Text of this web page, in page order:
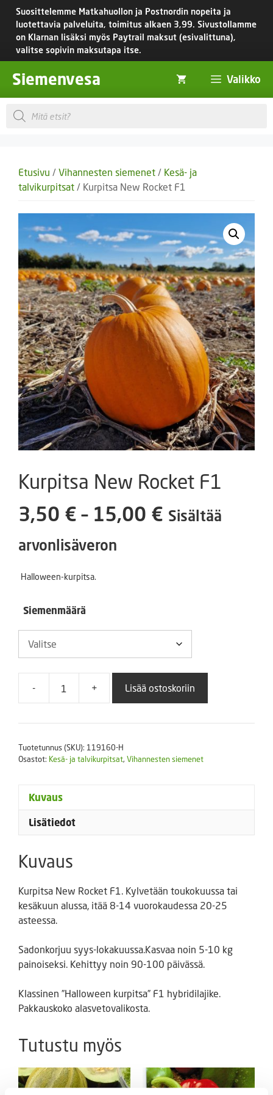
Siirry
sisältöön
Suosittelemme Matkahuollon ja Postnordin nopeita ja
luotettavia palveluita, toimitus alkaen 3,99. Sivustollamme
on Klarnan lisäksi myös Paytrail maksut (esivalittuna),
valitse sopivin maksutapa itse.
Siemenvesa Valikko
Products
search
Etusivu / Vihannesten siemenet / Kesä- ja
talvikurpitsat / Kurpitsa New Rocket F1
Kurpitsa New Rocket F1
3,50 € – 15,00 € Sisältää
arvonlisäveron
Halloween-kurpitsa.
Siemenmäärä
-
Kurpitsa
Rocket
määrä
+ Lisää ostoskoriin
Tuotetunnus (SKU): 119160-H
Osastot: Kesä- ja talvikurpitsat, Vihannesten siemenet
Kuvaus
Lisätiedot
Kuvaus
Kurpitsa New Rocket F1. Kylvetään toukokuussa tai
kesäkuun alussa, itää 8-14 vuorokaudessa 20-25
asteessa.
Sadonkorjuu syys-lokakuussa.Kasvaa noin 5-10 kg
painoiseksi. Kehittyy noin 90-100 päivässä.
Klassinen ”Halloween kurpitsa” F1 hybridilajike.
Pakkauskoko alasvetovalikosta.
Tutustu myös